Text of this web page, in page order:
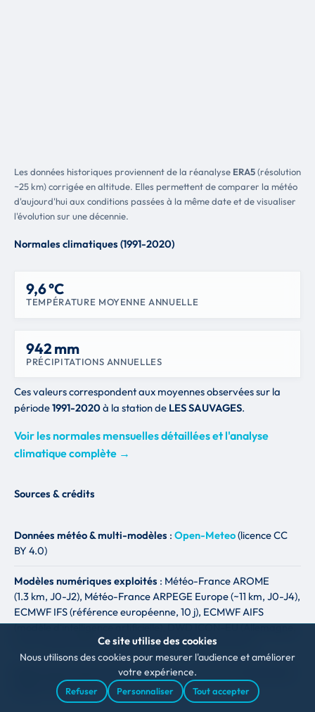
Les données historiques proviennent de la réanalyse ERA5(résolution
~25 km) corrigée en altitude. Elles permettent de comparer la météo
d'aujourd'hui aux conditions passées à la même date et de visualiser
l'évolution sur une décennie.
Normales climatiques (1991-2020)
9,6 °C
TEMPÉRATURE MOYENNE ANNUELLE
942 mm
PRÉCIPITATIONS ANNUELLES
Ces valeurs correspondent aux moyennes observées sur la
période1991-2020à la station de LES SAUVAGES.
Voir les normales mensuelles détaillées et l'analyse
climatique complète →
Sources & crédits
Données météo & multi-modèles : Open-Meteo(licence CC
BY 4.0)
Modèles numériques exploités : Météo-France AROME
(1.3 km, J0-J2), Météo-France ARPEGE Europe (~11 km, J0-J4),
ECMWF IFS (référence européenne, 10 j), ECMWF AIFS
(modèle d'intelligence artificielle), DWD ICON-EU (Allemagne,
7 km), NOAA GFS (USA, 13 km), UK Met Office (10 km).
Radar pluie temps réel:RainViewer— sources : EUMETNET,
Météo-France
Ce site utilise des cookies
Nous utilisons des cookies pour mesurer l'audience et améliorer
votre expérience.
Refuser Personnaliser Tout accepter